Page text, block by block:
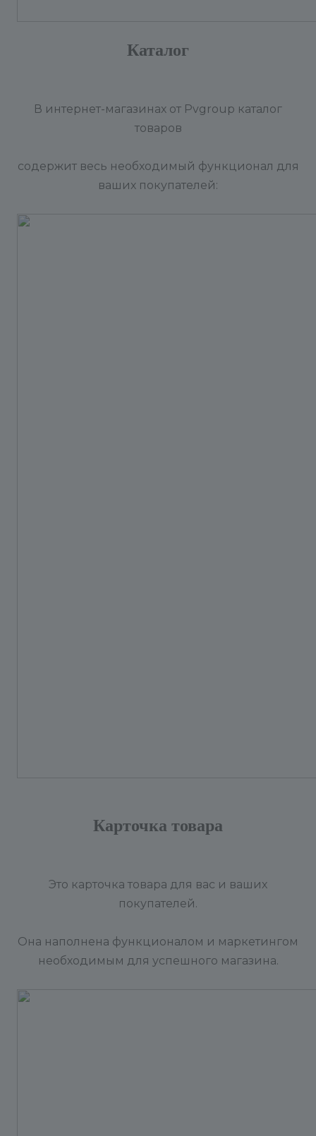
Каталог
В интернет-магазинах от Pvgroup каталог
товаров
содержит весь необходимый функционал для
ваших покупателей:
Карточка товара
Это карточка товара для вас и ваших
покупателей.
Она наполнена функционалом и маркетингом
необходимым для успешного магазина.